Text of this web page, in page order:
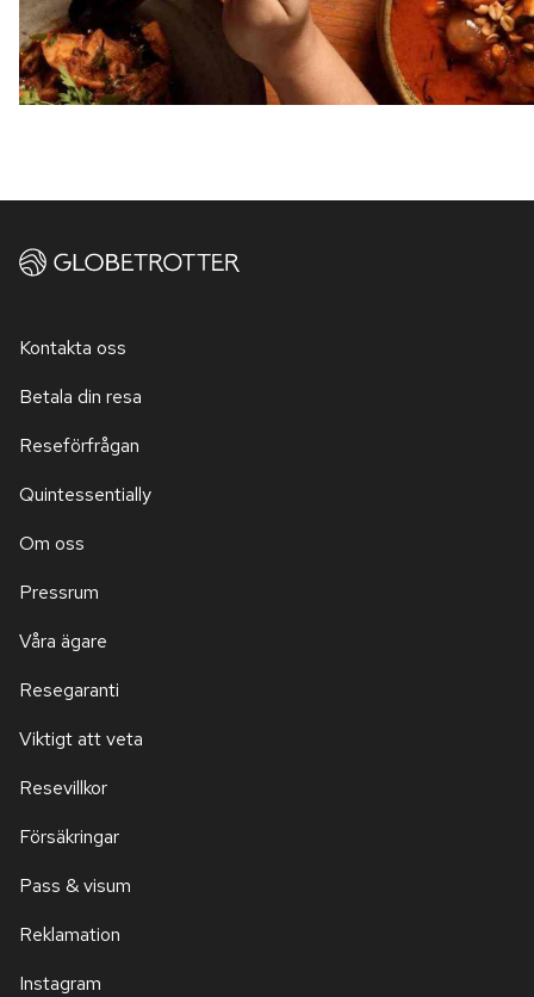
Kontakta oss
Betala din resa
Reseförfrågan
Quintessentially
Om oss
Pressrum
Våra ägare
Resegaranti
Viktigt att veta
Resevillkor
Försäkringar
Pass & visum
Reklamation
Instagram